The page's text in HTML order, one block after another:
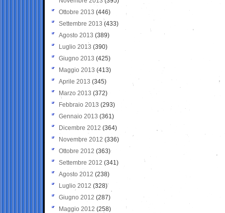
Ottobre 2013 (446)
Settembre 2013 (433)
Agosto 2013 (389)
Luglio 2013 (390)
Giugno 2013 (425)
Maggio 2013 (413)
Aprile 2013 (345)
Marzo 2013 (372)
Febbraio 2013 (293)
Gennaio 2013 (361)
Dicembre 2012 (364)
Novembre 2012 (336)
Ottobre 2012 (363)
Settembre 2012 (341)
Agosto 2012 (238)
Luglio 2012 (328)
Giugno 2012 (287)
Maggio 2012 (258)